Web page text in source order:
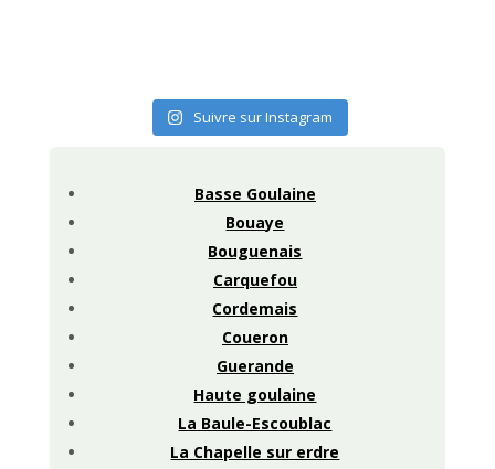
Suivre sur Instagram
Basse Goulaine
Bouaye
Bouguenais
Carquefou
Cordemais
Coueron
Guerande
Haute goulaine
La Baule-Escoublac
La Chapelle sur erdre